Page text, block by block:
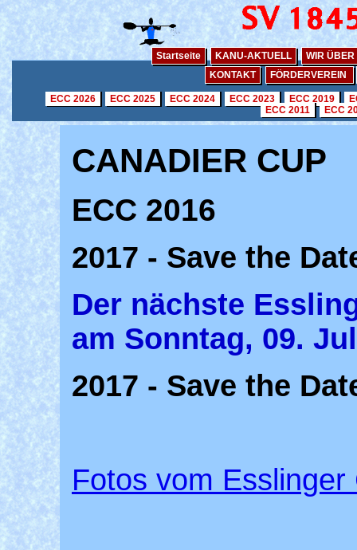
Startseite KANU-AKTUELL
WIR
KONTAKT
FÖRDERVEREIN
ECC 2026 ECC 2025 ECC 2024 ECC 2023 ECC 2019
ECC 2011
ECC
CANADIER CUP
ECC 2016
2017 - Save the
Der nächste
am Sonntag, 09.
2017 - Save the
Fotos vom